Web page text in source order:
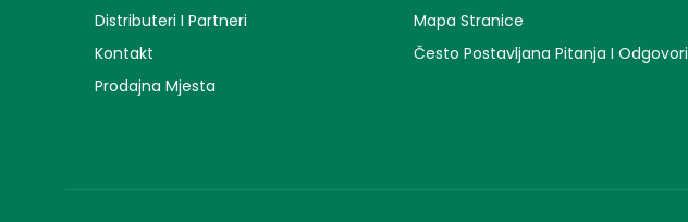
Distributeri I Partneri
Kontakt
Prodajna Mjesta
Mapa Stranice
Često Postavljana Pitanja I Odgovori